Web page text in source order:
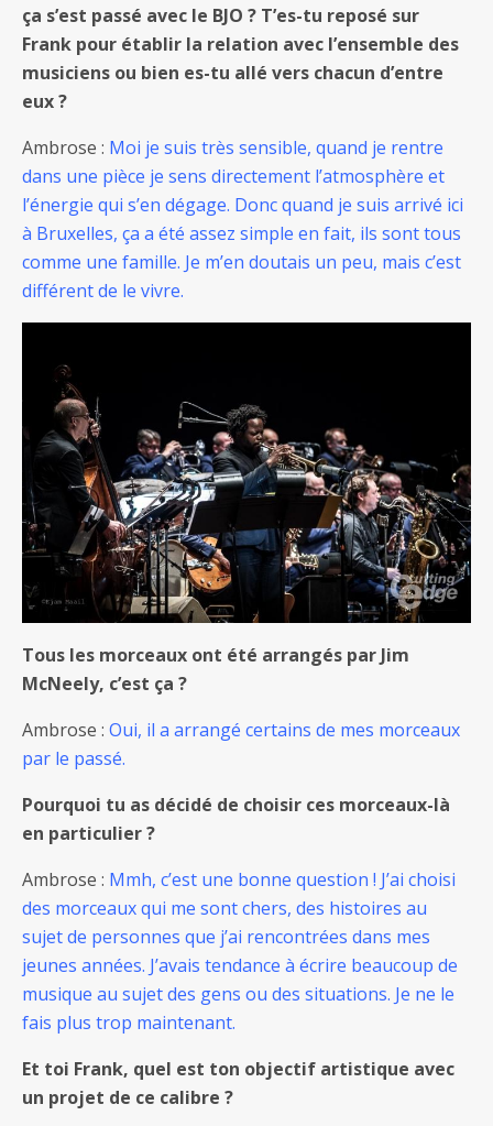
ça s’est passé avec le BJO ? T’es-tu reposé sur
Frank pour établir la relation avec l’ensemble des
musiciens ou bien es-tu allé vers chacun d’entre
eux ?
Ambrose : Moi je suis très sensible, quand je rentre
dans une pièce je sens directement l’atmosphère et
l’énergie qui s’en dégage. Donc quand je suis arrivé ici
à Bruxelles, ça a été assez simple en fait, ils sont tous
comme une famille. Je m’en doutais un peu, mais c’est
différent de le vivre.
Tous les morceaux ont été arrangés par Jim
McNeely, c’est ça ?
Ambrose : Oui, il a arrangé certains de mes morceaux
par le passé.
Pourquoi tu as décidé de choisir ces morceaux-là
en particulier ?
Ambrose : Mmh, c’est une bonne question ! J’ai choisi
des morceaux qui me sont chers, des histoires au
sujet de personnes que j’ai rencontrées dans mes
jeunes années. J’avais tendance à écrire beaucoup de
musique au sujet des gens ou des situations. Je ne le
fais plus trop maintenant.
Et toi Frank, quel est ton objectif artistique avec
un projet de ce calibre ?